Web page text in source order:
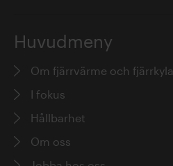
Huvudmeny
Om fjärrvärme och fjärrkyla
I fokus
Hållbarhet
Om oss